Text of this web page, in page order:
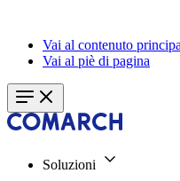
Vai al contenuto
Vai al piè di pagina
Soluzioni